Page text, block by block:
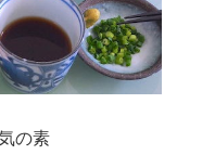
の素